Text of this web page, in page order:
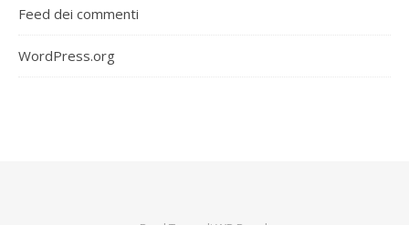
Feed dei commenti
WordPress.org